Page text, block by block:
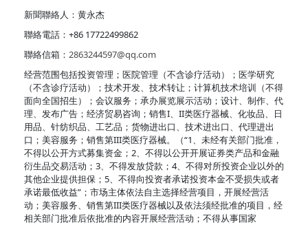
新聞聯絡人：黄永杰
聯絡電話：+86 17722499862
聯絡信箱： 2863244597@qq.com
经营范围包括投资管理；医院管理（不含诊疗活动）；医学研究
（不含诊疗活动）；技术开发、技术转让；计算机技术培训（不得
面向全国招生）；会议服务；承办展览展示活动；设计、制作、代
理、发布广告；经济贸易咨询；销售I、II类医疗器械、化妆品、日
用品、针纺织品、工艺品；货物进出口、技术进出口、代理进出
口；美容服务；销售第III类医疗器械。（“1、未经有关部门批准，
不得以公开方式募集资金；2、不得以公开开展证券类产品和金融
衍生品交易活动；3、不得发放贷款；4、不得对所投资企业以外的
其他企业提供担保；5、不得向投资者承诺投资本金不受损失或者
承诺最低收益”；市场主体依法自主选择经营项目，开展经营活
动；美容服务、销售第III类医疗器械以及依法须经批准的项目，经
相关部门批准后依批准的内容开展经营活动；不得从事国家